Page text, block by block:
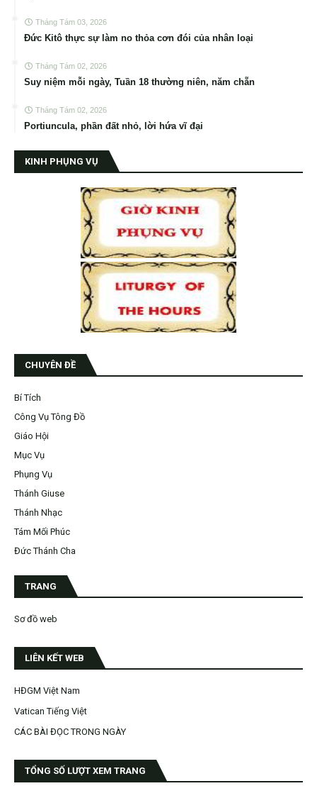
Tháng Tám 03, 2026
Đức Kitô thực sự làm no thỏa cơn đói của nhân loại
Tháng Tám 02, 2026
Suy niệm mỗi ngày, Tuần 18 thường niên, năm chẵn
Tháng Tám 02, 2026
Portiuncula, phần đất nhỏ, lời hứa vĩ đại
KINH PHỤNG VỤ
CHUYÊN ĐỀ
Bí Tích
Công Vụ Tông Đồ
Giáo Hội
Mục Vụ
Phụng Vụ
Thánh Giuse
Thánh Nhạc
Tám Mối Phúc
Đức Thánh Cha
TRANG
Sơ đồ web
LIÊN KẾT WEB
HĐGM Việt Nam
Vatican Tiếng Việt
CÁC BÀI ĐỌC TRONG NGÀY
TỔNG SỐ LƯỢT XEM TRANG